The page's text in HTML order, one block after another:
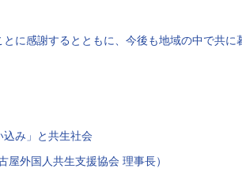
に感謝するとともに、今後も地域の中で共
み」と共生社会
外国人共生支援協会 理事長）